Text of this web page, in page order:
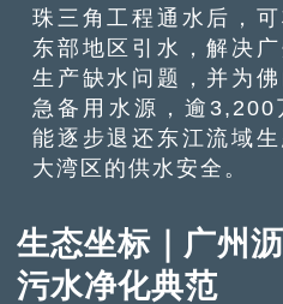
珠三角工程通水后，
东部地区引水，解决
生产缺水问题，并为
急备用水源，逾
能逐步退还东江流域
大湾区的供水安全。
生态坐标｜广州
污水净化典范